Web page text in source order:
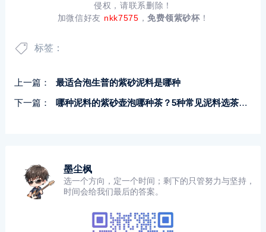
侵权，请联系删除！
加微信好友 nkk7575 ，免费领紫砂杯！
标签：
上一篇：
最适合泡生普的紫砂泥料是哪种
下一篇：
哪种泥料的紫砂壶泡哪种茶？5种常见泥料选茶技巧
墨尘枫
选一个方向，定一个时间；剩下的只管努力与坚持，
时间会给我们最后的答案。